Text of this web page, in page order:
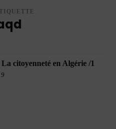
citoyenneté en Algérie /1